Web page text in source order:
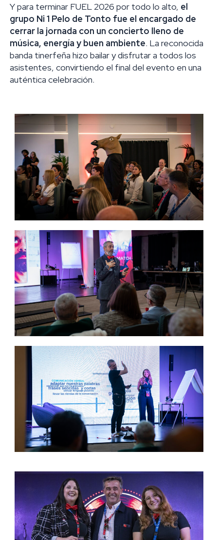
Y para terminar FUEL 2026 por todo lo alto, el
grupo Ni 1 Pelo de Tonto fue el encargado de
cerrar la jornada con un concierto lleno de
música, energía y buen ambiente. La reconocida
banda tinerfeña hizo bailar y disfrutar a todos los
asistentes, convirtiendo el final del evento en una
auténtica celebración.